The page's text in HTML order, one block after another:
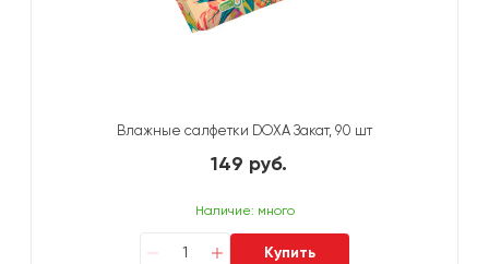
Влажные салфетки DOXA Закат, 90 шт
149 руб.
Наличие: много
Купить